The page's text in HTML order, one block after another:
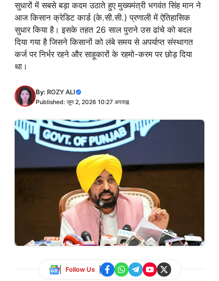
सुधारों में सबसे बड़ा कदम उठाते हुए मुख्यमंत्री भगवंत सिंह मान ने
आज किसान क्रेडिट कार्ड (के.सी.सी.) प्रणाली में ऐतिहासिक
सुधार किया है। इसके तहत 26 साल पुराने उस ढांचे को बदल
दिया गया है जिसने किसानों को लंबे समय से अपर्याप्त संस्थागत
कर्ज पर निर्भर रहने और साहूकारों के रहमो-करम पर छोड़ दिया
था।
By: ROZY ALI
Published: जून 2, 2026 10:27 अपराह्न
Follow Us